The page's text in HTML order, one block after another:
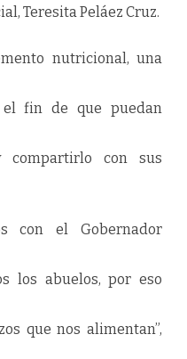
Teresita Peláez Cruz.
nutricional, una
el fin de que puedan
compartirlo con sus
con el Gobernador
los abuelos, por eso
que nos alimentan”,